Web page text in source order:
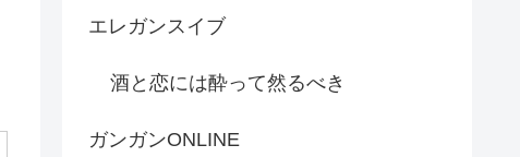
エレガンスイブ
酒と恋には酔って然るべき
ガンガンONLINE